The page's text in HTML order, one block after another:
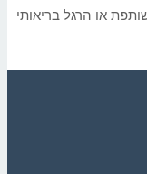
או הרגל בריאותי